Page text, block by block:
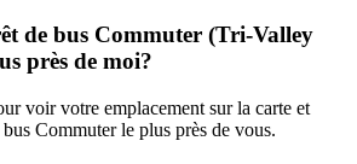
de bus Commuter (Tri-Valley
près de moi?
voir votre emplacement sur la carte et
Commuter le plus près de vous.